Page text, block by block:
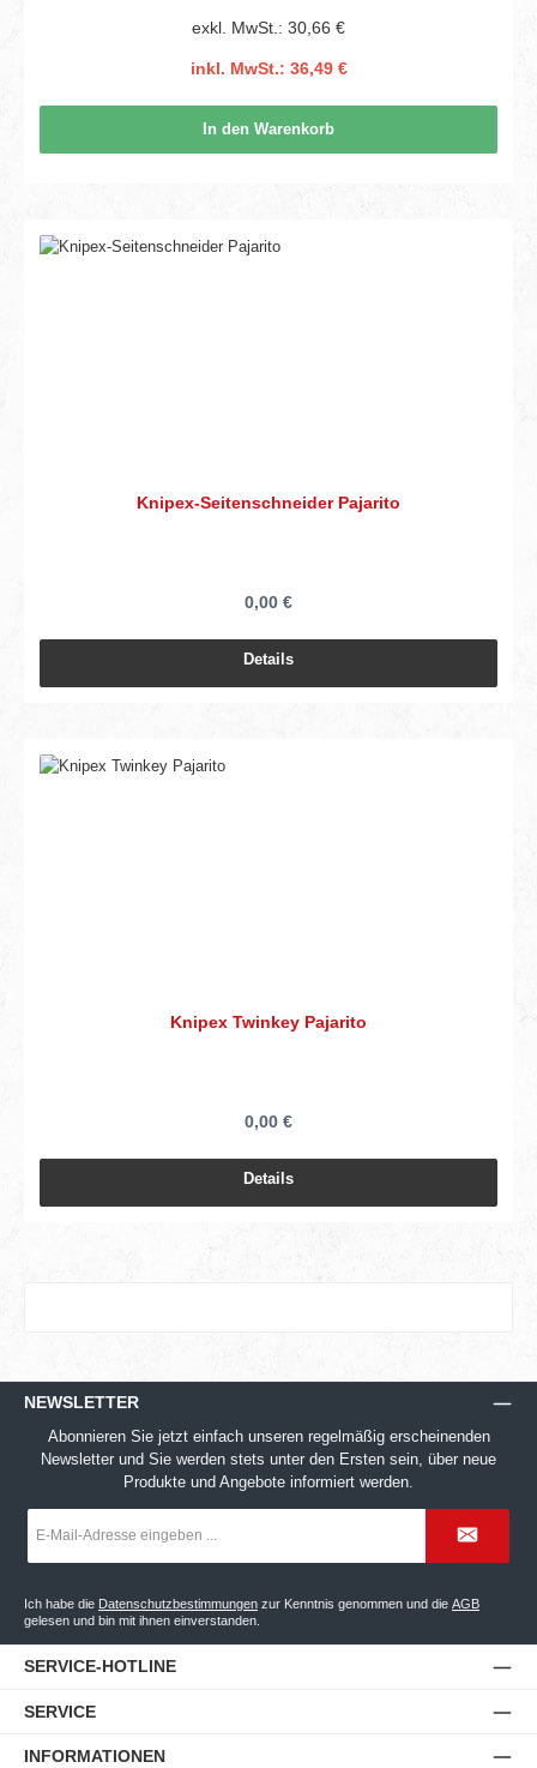
exkl. MwSt.: 30,66 €
inkl. MwSt.: 36,49 €
In den Warenkorb
Knipex-Seitenschneider Pajarito
0,00 €
Details
Knipex Twinkey Pajarito
0,00 €
Details
NEWSLETTER
Abonnieren Sie jetzt einfach unseren regelmäßig erscheinenden
Newsletter und Sie werden stets unter den Ersten sein, über neue
Produkte und Angebote informiert werden.
Mail-
*
Ich habe die Datenschutzbestimmungen zur Kenntnis genommen und die AGB
gelesen und bin mit ihnen einverstanden.
SERVICE-HOTLINE
SERVICE
INFORMATIONEN